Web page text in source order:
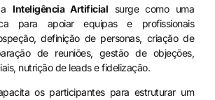
Inteligência Artificial surge como uma
para apoiar equipas e profissionais
definição de personas, criação de
de reuniões, gestão de objeções,
nutrição de leads e fidelização.
os participantes para estruturar um